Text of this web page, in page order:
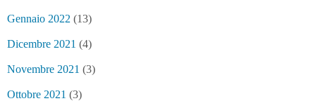
Gennaio 2022 (13)
Dicembre 2021 (4)
Novembre 2021 (3)
Ottobre 2021 (3)